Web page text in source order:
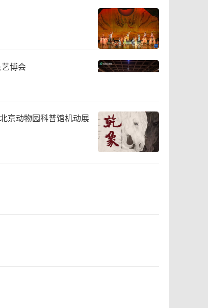
展示。此次“金字
”共展出文物788
及国家博物馆搬
的只是全部馆藏
情况。故宫博物院
占全部藏品的不
不是不展示，是
展示宝贝。”
展示的舞台和机
博会